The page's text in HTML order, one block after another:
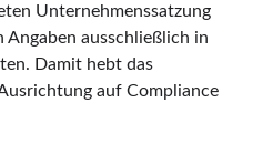
Unternehmenssatzung
Angaben ausschließlich in
Damit hebt das
auf Compliance